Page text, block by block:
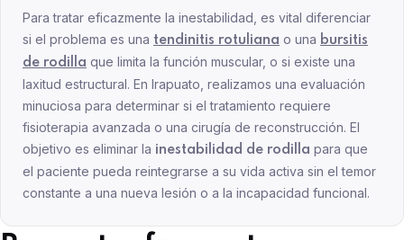
Para tratar eficazmente la inestabilidad, es vital diferenciar
si el problema es una tendinitis rotuliana o una bursitis
de rodilla que limita la función muscular, o si existe una
laxitud estructural. En Irapuato, realizamos una evaluación
minuciosa para determinar si el tratamiento requiere
fisioterapia avanzada o una cirugía de reconstrucción. El
objetivo es eliminar la inestabilidad de rodilla para que
el paciente pueda reintegrarse a su vida activa sin el temor
constante a una nueva lesión o a la incapacidad funcional.